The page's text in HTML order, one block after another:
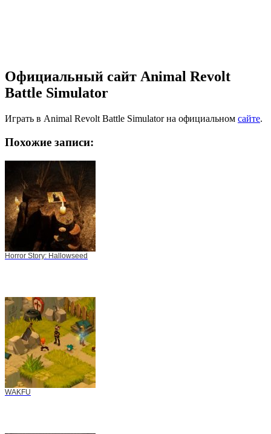
Официальный сайт Animal Revolt
Battle Simulator
Играть в Animal Revolt Battle Simulator на официальном сайте.
Похожие записи:
Horror Story: Hallowseed
WAKFU